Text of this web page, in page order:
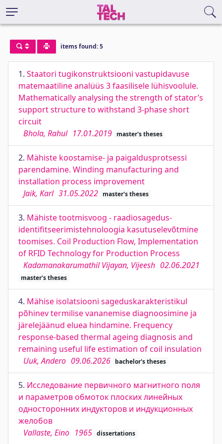
items found: 5
1. Staatori tugikonstruktsiooni vastupidavuse
matemaatiline analüüs 3 faasilisele lühisvoolule.
Mathematically analysing the strength of stator’s
support structure to withstand 3-phase short
circuit
Bhola, Rahul 17.01.2019 master's theses
2. Mähiste koostamise- ja paigaldusprotsessi
parendamine. Winding manufacturing and
installation process improvement
Jaik, Karl 31.05.2022 master's theses
3. Mähiste tootmisvoog - raadiosagedus-
identifitseerimistehnoloogia kasutuselevõtmine
toomises. Coil Production Flow, Implementation
of RFID Technology for Production Process
Kadamanakarumathil Vijayan, Vijeesh 02.06.2021
master's theses
4. Mähise isolatsiooni sageduskarakteristikul
põhinev termilise vananemise diagnoosimine ja
järelejäänud eluea hindamine. Frequency
response-based thermal ageing diagnosis and
remaining useful life estimation of coil insulation
Uuk, Andero 09.06.2026 bachelor's theses
5. Исследование первичного магнитного поля
и параметров обмоток плоских линейных
односторонних индукторов и индукционных
желобов
Vallaste, Eino 1965 dissertations